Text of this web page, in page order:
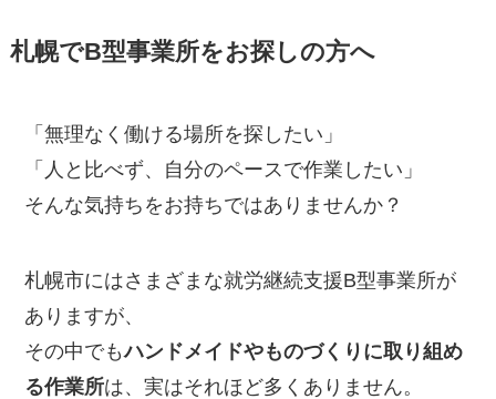
札幌でB型事業所をお探しの方へ
「無理なく働ける場所を探したい」
「人と比べず、自分のペースで作業したい」
そんな気持ちをお持ちではありませんか？
札幌市にはさまざまな就労継続支援B型事業所が
ありますが、
その中でもハンドメイドやものづくりに取り組め
る作業所は、実はそれほど多くありません。